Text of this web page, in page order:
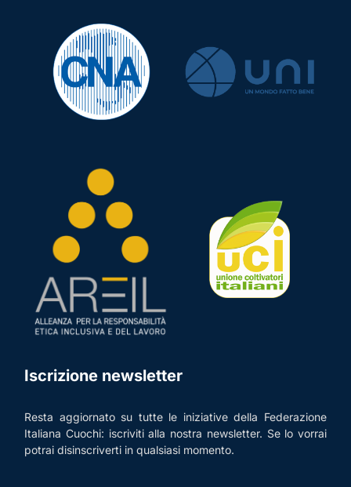
Iscrizione newsletter
Resta aggiornato su tutte le iniziative della Federazione
Italiana Cuochi: iscriviti alla nostra newsletter. Se lo vorrai
potrai disinscriverti in qualsiasi momento.